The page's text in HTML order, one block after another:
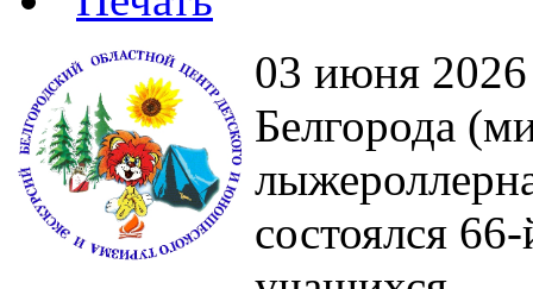
03 июня 2026
Белгорода
состоялся